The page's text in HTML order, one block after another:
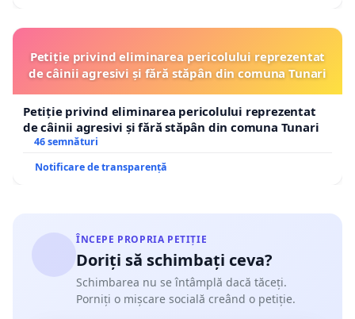
Petiție privind eliminarea pericolului reprezentat
de câinii agresivi și fără stăpân din comuna Tunari
Petiție privind eliminarea pericolului reprezentat
de câinii agresivi și fără stăpân din comuna Tunari
46 semnături
Notificare de transparență
ÎNCEPE PROPRIA PETIȚIE
Doriți să schimbați ceva?
Schimbarea nu se întâmplă dacă tăceți.
Porniți o mișcare socială creând o petiție.